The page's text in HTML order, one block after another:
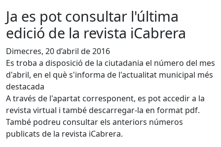
Ja es pot consultar l'última
edició de la revista iCabrera
Dimecres, 20 d’abril de 2016
Es troba a disposició de la ciutadania el número del mes
d'abril, en el què s'informa de l'actualitat municipal més
destacada
A través de l'apartat corresponent, es pot accedir a la
revista virtual i també descarregar-la en format pdf.
També podreu consultar els anteriors números
publicats de la revista iCabrera.